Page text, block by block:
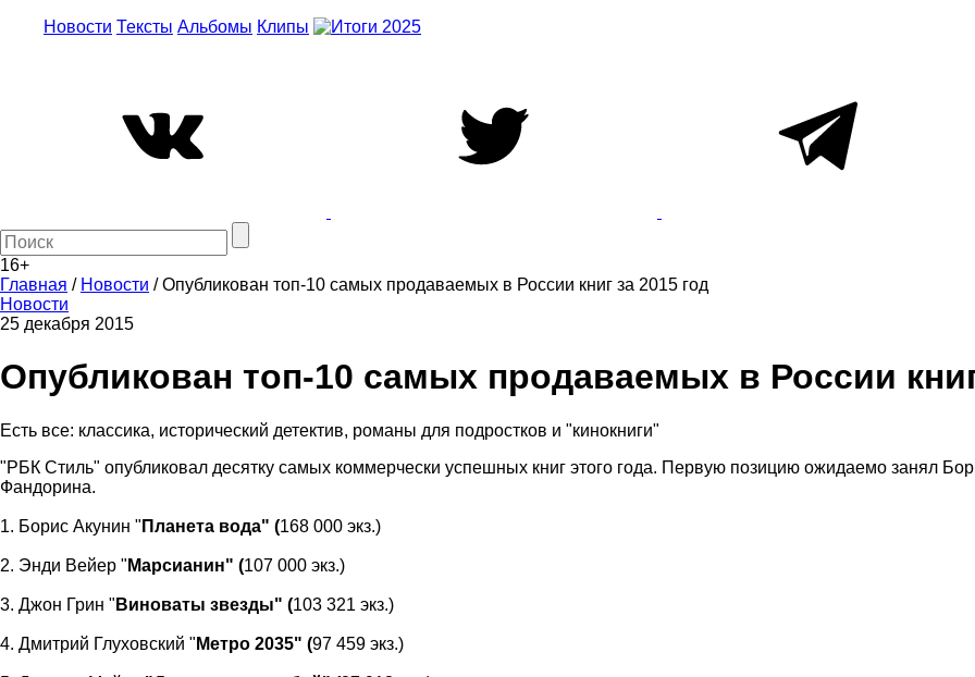
Новости Тексты Альбомы Клипы
16+
Главная / Новости /Опубликован топ-10 самых продаваемых в России книг за 2015 год
Новости
25 декабря 2015
Опубликован топ-10 самых продаваемых в России
Есть все: классика, исторический детектив, романы для подростков и "кинокниги"
"РБК Стиль" опубликовал десятку самых коммерчески успешных книг этого года. Первую позицию ожидаемо занял
Фандорина.
1. Борис Акунин " Планета вода" (168 000 экз.)
2. Энди Вейер " Марсианин" (107 000 экз.)
3. Джон Грин " Виноваты звезды" (103 321 экз.)
4. Дмитрий Глуховский " Метро 2035" (97 459 экз.)